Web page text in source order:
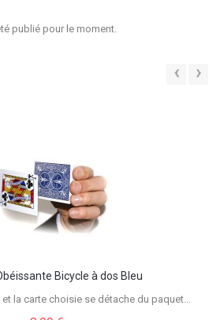
publié pour le moment.
‹ ›
Bicycle à dos Bleu
la carte choisie se détache du paquet...